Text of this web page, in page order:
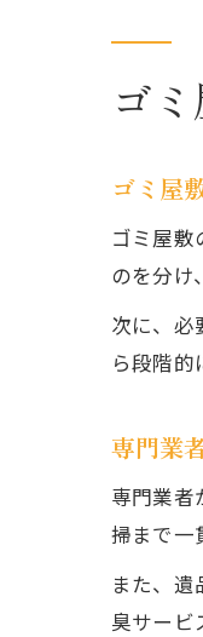
ゴ
ゴミ屋
ゴミ屋
のを分け
次に、必
ら段階
専門業
専門業者
掃まで一
また、
臭サービ